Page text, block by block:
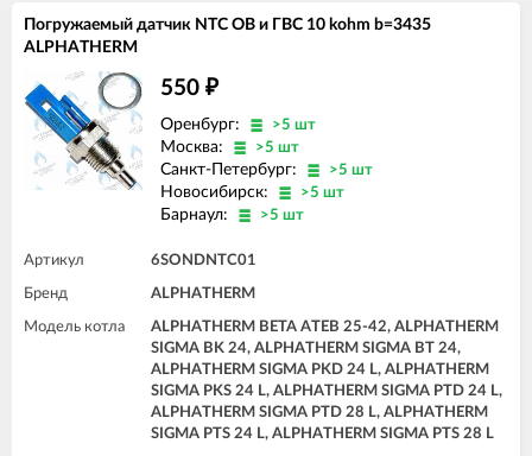
Погружаемый датчик NTC ОВ и ГВС 10 kohm b=3435
ALPHATHERM
550 ₽
Оренбург: >5 шт
Москва: >5 шт
Санкт-Петербург: >5 шт
Новосибирск: >5 шт
Барнаул: >5 шт
Артикул 6SONDNTC01
Бренд ALPHATHERM
Модель котла
ALPHATHERM BETA ATEB 25-42, ALPHATHERM
SIGMA BK 24, ALPHATHERM SIGMA BT 24,
ALPHATHERM SIGMA PKD 24 L, ALPHATHERM
SIGMA PKS 24 L, ALPHATHERM SIGMA PTD 24 L,
ALPHATHERM SIGMA PTD 28 L, ALPHATHERM
SIGMA PTS 24 L, ALPHATHERM SIGMA PTS 28 L